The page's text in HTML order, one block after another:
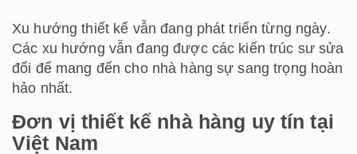
Xu hướng thiết kế vẫn đang phát triển từng ngày.
Các xu hướng vẫn đang được các kiến ​​trúc sư sửa
đổi để mang đến cho nhà hàng sự sang trọng hoàn
hảo nhất.
Đơn vị thiết kế nhà hàng uy tín tại
Việt Nam